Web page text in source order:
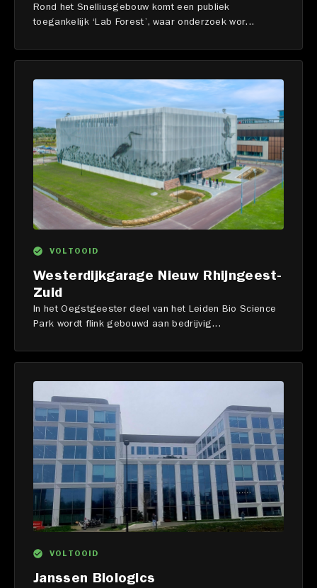
Rond het Snelliusgebouw komt een publiek
toegankelijk ‘Lab Forest’, waar onderzoek wor...
VOLTOOID
Westerdijkgarage Nieuw Rhijngeest-
Zuid
In het Oegstgeester deel van het Leiden Bio Science
Park wordt flink gebouwd aan bedrijvig...
VOLTOOID
Janssen Biologics